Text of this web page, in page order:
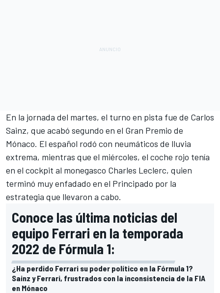
En la jornada del martes, el turno en pista fue de Carlos
Sainz, que acabó segundo en el Gran Premio de
Mónaco. El español rodó con neumáticos de lluvia
extrema, mientras que el miércoles, el coche rojo tenía
en el cockpit al monegasco Charles Leclerc, quien
terminó muy enfadado en el Principado por la
estrategia que llevaron a cabo.
Conoce las última noticias del
equipo Ferrari en la temporada
2022 de Fórmula 1:
¿Ha perdido Ferrari su poder político en la Fórmula 1?
Sainz y Ferrari, frustrados con la inconsistencia de la FIA
en Mónaco